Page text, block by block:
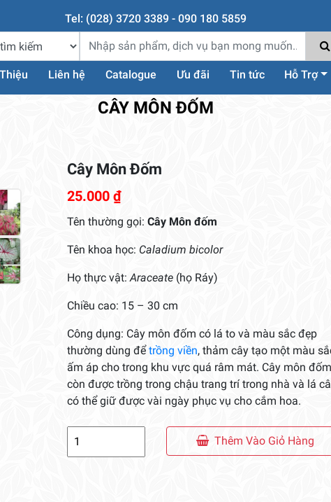
Tel: (028) 3720 3389 - 090 180 5859
Liên hệ Catalogue Ưu đãi Tin tức Hỗ Trợ
CÂY MÔN ĐỐM
Cây Môn Đốm
25.000 ₫
Tên thường gọi: Cây Môn đốm
Tên khoa học: Caladium bicolor
Họ thực vật: Araceate(họ Ráy)
Chiều cao: 15 – 30 cm
Công dụng: Cây môn đốm có lá to và màu sắc đẹp
thường dùng đểtrồng viền, thảm cây tạo một màu
ấm áp cho trong khu vực quá râm mát. Cây môn đốm
còn được trồng trong chậu trang trí trong nhà và lá
có thể giữ được vài ngày phục vụ cho cắm hoa.
Thêm Vào Giỏ Hàng